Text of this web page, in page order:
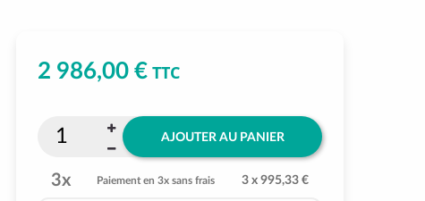
2 986,00 €TTC
AJOUTER AU PANIER
3x Paiement en 3x sans frais 3 x 995,33 €